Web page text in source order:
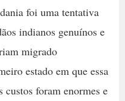
foi uma tentativa
indianos genuínos e
migrado
estado em que essa
foram enormes e